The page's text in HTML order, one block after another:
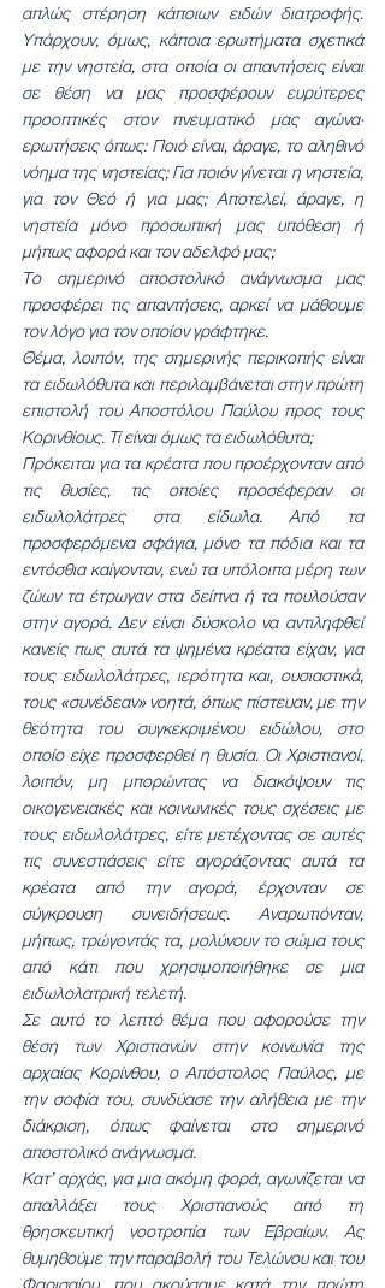
απλώς στέρηση κάποιων ειδών διατροφής.
Υπάρχουν, όμως, κάποια ερωτήματα σχετικά
με την νηστεία, στα οποία οι απαντήσεις είναι
σε θέση να μας προσφέρουν ευρύτερες
προοπτικές στον πνευματικό μας αγώνα·
ερωτήσεις όπως: Ποιό είναι, άραγε, το αληθινό
νόημα της νηστείας; Για ποιόν γίνεται η νηστεία,
για τον Θεό ή για μας; Αποτελεί, άραγε, η
νηστεία μόνο προσωπική μας υπόθεση ή
μήπως αφορά και τον αδελφό μας;
Το σημερινό αποστολικό ανάγνωσμα μας
προσφέρει τις απαντήσεις, αρκεί να μάθουμε
τον λόγο για τον οποίον γράφτηκε.
Θέμα, λοιπόν, της σημερινής περικοπής είναι
τα ειδωλόθυτα και περιλαμβάνεται στην πρώτη
επιστολή του Αποστόλου Παύλου προς τους
Κορινθίους. Τί είναι όμως τα ειδωλόθυτα;
Πρόκειται για τα κρέατα που προέρχονταν από
τις θυσίες, τις οποίες προσέφεραν οι
ειδωλολάτρες στα είδωλα. Από τα
προσφερόμενα σφάγια, μόνο τα πόδια και τα
εντόσθια καίγονταν, ενώ τα υπόλοιπα μέρη των
ζώων τα έτρωγαν στα δείπνα ή τα πουλούσαν
στην αγορά. Δεν είναι δύσκολο να αντιληφθεί
κανείς πως αυτά τα ψημένα κρέατα είχαν, για
τους ειδωλολάτρες, ιερότητα και, ουσιαστικά,
τους «συνέδεαν» νοητά, όπως πίστευαν, με την
θεότητα του συγκεκριμένου ειδώλου, στο
οποίο είχε προσφερθεί η θυσία. Οι Χριστιανοί,
λοιπόν, μη μπορώντας να διακόψουν τις
οικογενειακές και κοινωνικές τους σχέσεις με
τους ειδωλολάτρες, είτε μετέχοντας σε αυτές
τις συνεστιάσεις είτε αγοράζοντας αυτά τα
κρέατα από την αγορά, έρχονταν σε
σύγκρουση συνειδήσεως. Αναρωτιόνταν,
μήπως, τρώγοντάς τα, μολύνουν το σώμα τους
από κάτι που χρησιμοποιήθηκε σε μια
ειδωλολατρική τελετή.
Σε αυτό το λεπτό θέμα που αφορούσε την
θέση των Χριστιανών στην κοινωνία της
αρχαίας Κορίνθου, ο Απόστολος Παύλος, με
την σοφία του, συνδύασε την αλήθεια με την
διάκριση, όπως φαίνεται στο σημερινό
αποστολικό ανάγνωσμα.
Κατ’ αρχάς, για μια ακόμη φορά, αγωνίζεται να
απαλλάξει τους Χριστιανούς από τη
θρησκευτική νοοτροπία των Εβραίων. Ας
θυμηθούμε την παραβολή του Τελώνου και του